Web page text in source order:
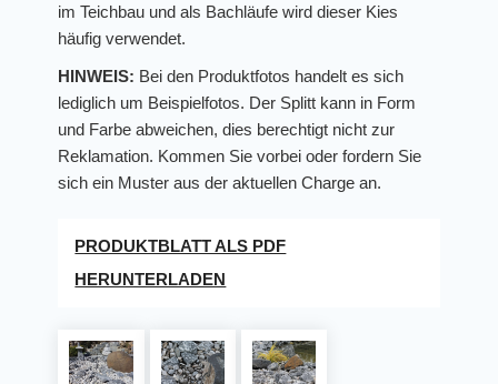
im Teichbau und als Bachläufe wird dieser Kies
häufig verwendet.
HINWEIS: Bei den Produktfotos handelt es sich
lediglich um Beispielfotos. Der Splitt kann in Form
und Farbe abweichen, dies berechtigt nicht zur
Reklamation. Kommen Sie vorbei oder fordern Sie
sich ein Muster aus der aktuellen Charge an.
PRODUKTBLATT ALS PDF
HERUNTERLADEN